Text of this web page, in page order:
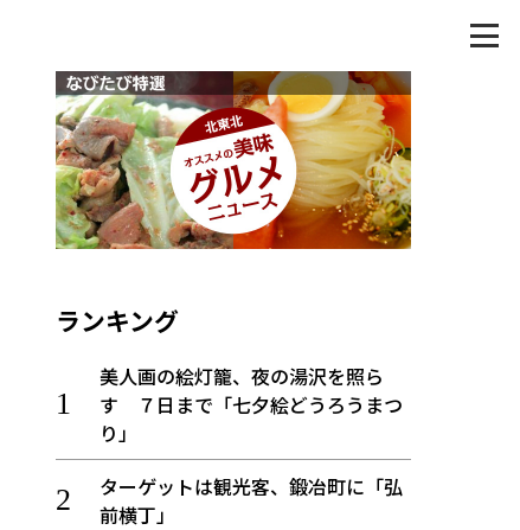
ランキング
美人画の絵灯籠、夜の湯沢を照ら
す ７日まで「七夕絵どうろうまつ
り」
ターゲットは観光客、鍛冶町に「弘
前横丁」